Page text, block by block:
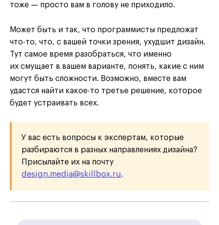
тоже — просто вам в голову не приходило.
Может быть и так, что программисты предложат
что-то, что, с вашей точки зрения, ухудшит дизайн.
Тут самое время разобраться, что именно
их смущает в вашем варианте, понять, какие с ним
могут быть сложности. Возможно, вместе вам
удастся найти какое-то третье решение, которое
будет устраивать всех.
У вас есть вопросы к экспертам, которые
разбираются в разных направлениях дизайна?
Присылайте их на почту
design.media@skillbox.ru.